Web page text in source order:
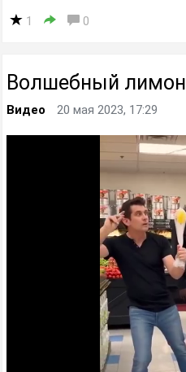
1 0
Волшебный лимон
Видео 20 мая 2023, 17:29